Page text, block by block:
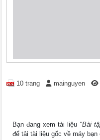
10 trang mainguyen
Bạn đang xem tài liệu "Bài
để tải tài liệu gốc về máy